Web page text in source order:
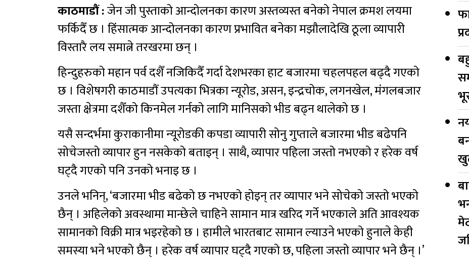
काठमाडौं :जेन जी पुस्ताको आन्दोलनका कारण अस्तव्यस्त बनेको नेपाल क्रमश लयमा
फर्किदैँ छ । हिंसात्मक आन्दोलनका कारण प्रभावित बनेका मझौलादेखि ठूला व्यापारी
विस्तारै लय समात्ने तरखरमा छन् ।
हिन्दुहरुको महान पर्व दशैँ नजिकिदैँ गर्दा देशभरका हाट बजारमा चहलपहल बढ्दै गएको
छ । विशेषगरी काठमाडौं उपत्यका भित्रका न्यूरोड, असन, इन्द्रचोक, लगनखेल, मंगलबजार
जस्ता क्षेत्रमा दशैँको किनमेल गर्नको लागि मानिसको भीड बढ्न थालेको छ ।
यसै सन्दर्भमा कुराकानीमा न्यूरोडकी कपडा व्यापारी सोनु गुप्ताले बजारमा भीड बढेपनि
सोचेजस्तो व्यापार हुन नसकेको बताइन् । साथै, व्यापार पहिला जस्तो नभएको र हरेक वर्ष
घट्दै गएको पनि उनको भनाइ छ ।
उनले भनिन्, ‘बजारमा भीड बढेको छ नभएको होइन् तर व्यापार भने सोचेको जस्तो भएको
छैन् । अहिलेको अवस्थामा मान्छेले चाहिने सामान मात्र खरिद गर्ने भएकाले अति आवश्यक
सामानको विक्री मात्र भइरहेको छ । हामीले भारतबाट सामान ल्याउने भएको हुनाले केही
समस्या भने भएको छैन् । हरेक वर्ष व्यापार घट्दै गएको छ, पहिला जस्तो व्यापार भने छैन् ।’